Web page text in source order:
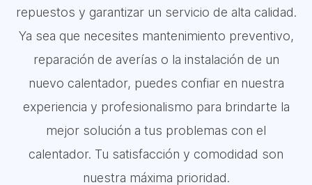
repuestos y garantizar un servicio de alta calidad.
Ya sea que necesites mantenimiento preventivo,
reparación de averías o la instalación de un
nuevo calentador, puedes confiar en nuestra
experiencia y profesionalismo para brindarte la
mejor solución a tus problemas con el
calentador. Tu satisfacción y comodidad son
nuestra máxima prioridad.